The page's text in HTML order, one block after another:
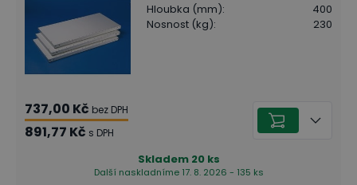
Hloubka (mm):
400
Nosnost (kg): 230
737,00 Kč bez DPH
891,77 Kč s DPH
Skladem 20 ks
Další naskladníme 17. 8. 2026 - 135 ks